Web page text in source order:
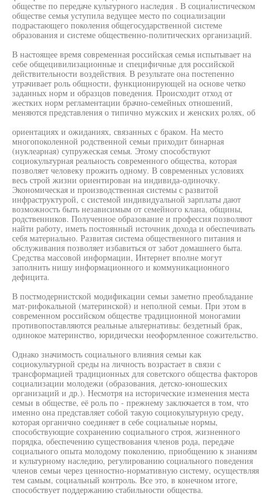
обществе по передаче культурного наследия . В социалистическом
обществе семья уступила ведущее место по социализации
подрастающего поколения общегосударственной системе
образования и системе общественно-политических организаций.
В настоящее время современная российская семья испытывает на
себе общецивилизационные и специфичные для российской
действительности воздействия. В результате она постепенно
утрачивает роль общности, функционирующей на основе четко
заданных норм и образцов поведения. Происходит отход от
жестких норм регламентации брачно-семейных отношений,
меняются представления о типично мужских и женских ролях, об
ориентациях и ожиданиях, связанных с браком. На место
многопоколенной родственной семьи приходит бинарная
(нуклеарная) супружеская семья. Этому способствуют
социокультурная реальность современного общества, которая
позволяет человеку прожить одному. В современных условиях
весь строй жизни ориентирован на индивида-одиночку.
Экономическая и производственная системы с развитой
инфраструктурой, с системой индивидуальной зарплаты дают
возможность быть независимым от семейного клана, общины,
родственников. Полученное образование и профессия позволяют
найти работу, иметь постоянный источник дохода и обеспечивать
себя материально. Развитая система общественного питания и
обслуживания позволяет избавиться от забот домашнего быта.
Средства массовой информации, Интернет вполне могут
заполнить нишу информационного и коммуникационного
дефицита.
В постмодернистской модификации семьи заметно преобладание
мат-рифокальной (материнской) и неполной семьи. При этом в
современном российском обществе традиционной моногамии
противопоставляются реальные альтернативы: бездетный брак,
одинокое материнство, юридически неоформленное сожительство.
Однако значимость социального влияния семьи как
социокультурной среды на личность возрастает в связи с
трансформацией традиционных для советского общества факторов
социализации молодежи (образования, детско-юношеских
организаций и др.). Несмотря на исторические изменения места
семьи в обществе, её роль по - прежнему заключается в том, что
именно она представляет собой такую социокультурную среду,
которая органично соединяет в себе социальные нормы,
способствующие сохранению социального строя, жизненного
порядка, обеспечению существования членов рода, передаче
социального опыта молодому поколению, приобщению к знаниям
и культурному наследию, регулированию социального поведения
членов семьи через ценностно-нормативную систему, осуществляя
тем самым, социальный контроль. Все это, в конечном итоге,
способствует поддержанию стабильности общества.